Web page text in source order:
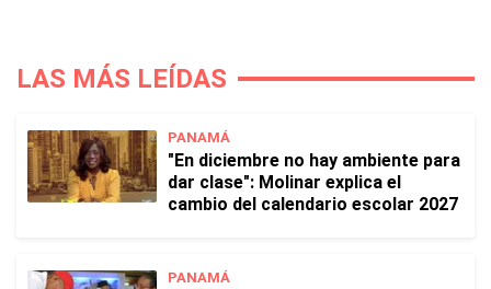
LAS MÁS LEÍDAS
PANAMÁ
"En diciembre no hay ambiente para
dar clase": Molinar explica el
cambio del calendario escolar 2027
PANAMÁ